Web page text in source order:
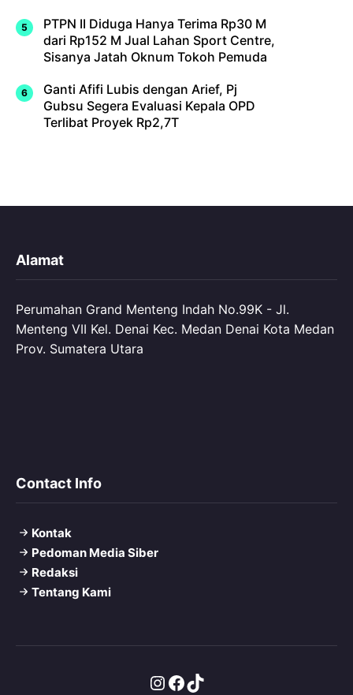
PTPN II Diduga Hanya Terima Rp30 M
dari Rp152 M Jual Lahan Sport Centre,
Sisanya Jatah Oknum Tokoh Pemuda
Ganti Afifi Lubis dengan Arief, Pj
Gubsu Segera Evaluasi Kepala OPD
Terlibat Proyek Rp2,7T
Alamat
Perumahan Grand Menteng Indah No.99K - Jl.
Menteng VII Kel. Denai Kec. Medan Denai Kota Medan
Prov. Sumatera Utara
Contact Info
Kontak
Pedoman Media Siber
Redaksi
Tentang Kami
Instagram
Facebook
TikTok